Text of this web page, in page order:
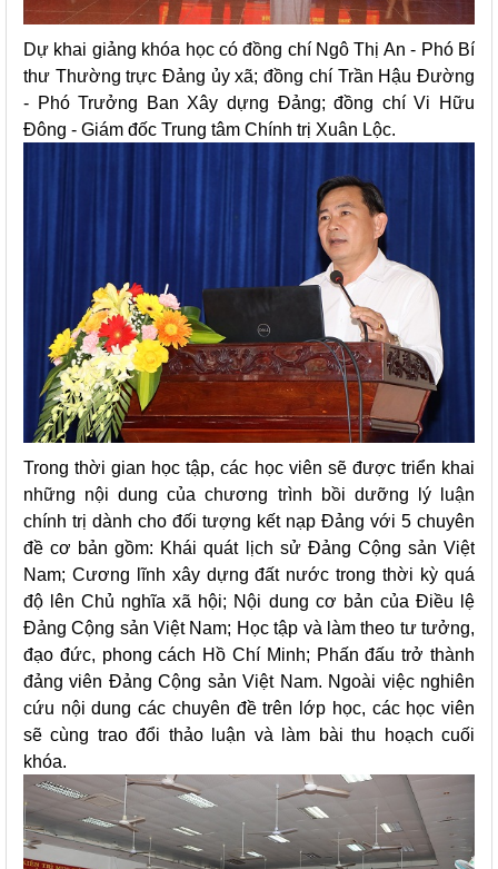
Dự khai giảng khóa học có đồng chí Ngô Thị An - Phó Bí
thư Thường trực Đảng ủy xã; đồng chí Trần Hậu Đường
- Phó Trưởng Ban Xây dựng Đảng; đồng chí Vi Hữu
Đông - Giám đốc Trung tâm Chính trị Xuân Lộc.
Trong thời gian học tập, các học viên sẽ được triển khai
những nội dung của chương trình bồi dưỡng lý luận
chính trị dành cho đối tượng kết nạp Đảng với 5 chuyên
đề cơ bản gồm: Khái quát lịch sử Đảng Cộng sản Việt
Nam; Cương lĩnh xây dựng đất nước trong thời kỳ quá
độ lên Chủ nghĩa xã hội; Nội dung cơ bản của Điều lệ
Đảng Cộng sản Việt Nam; Học tập và làm theo tư tưởng,
đạo đức, phong cách Hồ Chí Minh; Phấn đấu trở thành
đảng viên Đảng Cộng sản Việt Nam. Ngoài việc nghiên
cứu nội dung các chuyên đề trên lớp học, các học viên
sẽ cùng trao đổi thảo luận và làm bài thu hoạch cuối
khóa.